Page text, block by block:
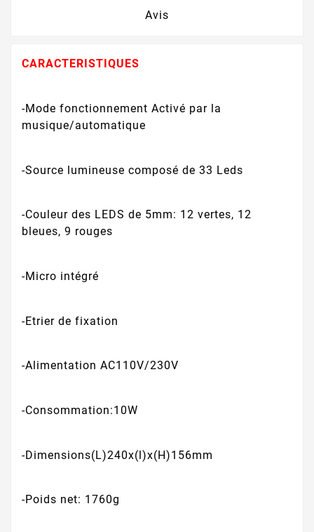
Avis
CARACTERISTIQUES
-Mode fonctionnement Activé par la
musique/automatique
-Source lumineuse composé de 33 Leds
-Couleur des LEDS de 5mm: 12 vertes, 12
bleues, 9 rouges
-Micro intégré
-Etrier de fixation
-Alimentation AC110V/230V
-Consommation:10W
-Dimensions(L)240x(l)x(H)156mm
-Poids net: 1760g